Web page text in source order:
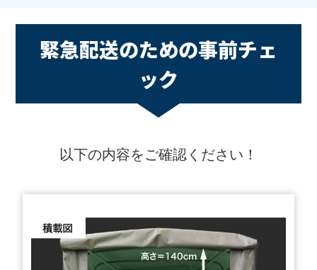
緊急配送のための事前チェ
ック
以下の内容をご確認ください！